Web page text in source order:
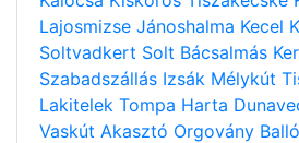
Lajosmizse Jánoshalma Kecel
Soltvadkert Solt Bácsalmás
Szabadszállás Izsák Mélykút
Lakitelek Tompa Harta
Vaskút Akasztó Orgovány